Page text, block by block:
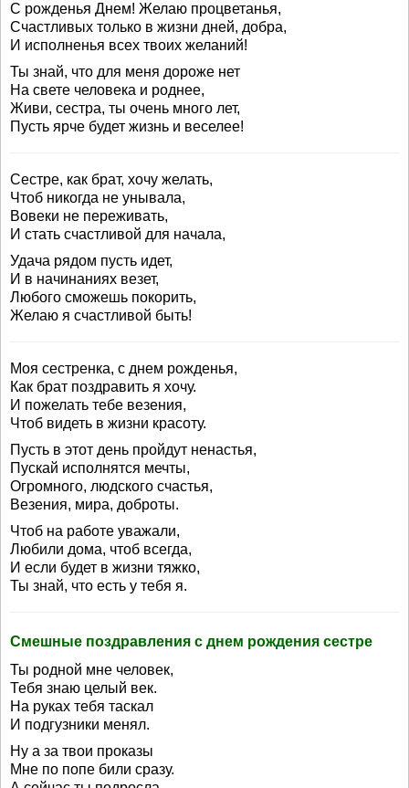
С рожденья Днем! Желаю процветанья,
Счастливых только в жизни дней, добра,
И исполненья всех твоих желаний!
Ты знай, что для меня дороже нет
На свете человека и роднее,
Живи, сестра, ты очень много лет,
Пусть ярче будет жизнь и веселее!
Сестре, как брат, хочу желать,
Чтоб никогда не унывала,
Вовеки не переживать,
И стать счастливой для начала,
Удача рядом пусть идет,
И в начинаниях везет,
Любого сможешь покорить,
Желаю я счастливой быть!
Моя сестренка, с днем рожденья,
Как брат поздравить я хочу.
И пожелать тебе везения,
Чтоб видеть в жизни красоту.
Пусть в этот день пройдут ненастья,
Пускай исполнятся мечты,
Огромного, людского счастья,
Везения, мира, доброты.
Чтоб на работе уважали,
Любили дома, чтоб всегда,
И если будет в жизни тяжко,
Ты знай, что есть у тебя я.
Смешные поздравления с днем рождения сестре
Ты родной мне человек,
Тебя знаю целый век.
На руках тебя таскал
И подгузники менял.
Ну а за твои проказы
Мне по попе били сразу.